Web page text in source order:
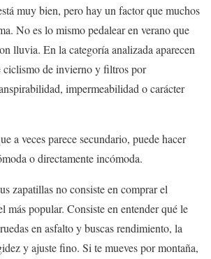
muy bien, pero hay un factor que muchos
No es lo mismo pedalear en verano que
lluvia. En la categoría analizada aparecen
ciclismo de invierno y filtros por
impermeabilidad o carácter
a veces parece secundario, puede hacer
o directamente incómoda.
zapatillas no consiste en comprar el
más popular. Consiste en entender qué le
en asfalto y buscas rendimiento, la
y ajuste fino. Si te mueves por montaña,